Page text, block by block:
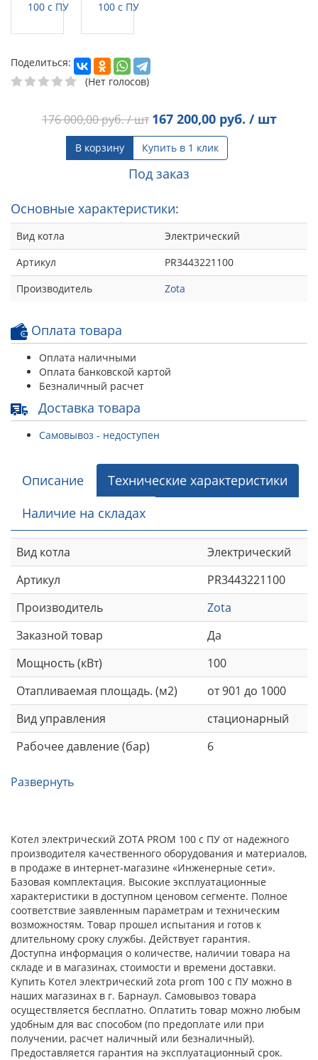
Поделиться:
(Нет голосов)
176 000,00руб. / шт 167 200,00руб. / шт
В корзину Купить в 1 клик
Под заказ
Основные характеристики:
Вид котла
Электрический
Артикул
PR3443221100
Производитель
Zota
Оплата товара
Оплата наличными
Оплата банковской картой
Безналичный расчет
Доставка товара
Самовывоз - недоступен
Описание
Технические характеристики
Наличие на складах
Вид котла
Электрический
Артикул
PR3443221100
Производитель
Zota
Заказной товар
Да
Мощность (кВт)
100
Отапливаемая площадь. (м2)
от 901 до 1000
Вид управления
стационарный
Рабочее давление (бар)
6
Развернуть
Котел электрический ZOTA PROM 100 с ПУ от надежного
производителя качественного оборудования и материалов,
в продаже в интернет-магазине «Инженерные сети».
Базовая комплектация. Высокие эксплуатационные
характеристики в доступном ценовом сегменте. Полное
соответствие заявленным параметрам и техническим
возможностям. Товар прошел испытания и готов к
длительному сроку службы. Действует гарантия.
Доступна информация о количестве, наличии товара на
складе и в магазинах, стоимости и времени доставки.
Купить Котел электрический zota prom 100 с ПУ можно в
наших магазинах в г. Барнаул. Самовывоз товара
осуществляется бесплатно. Оплатить товар можно любым
удобным для вас способом (по предоплате или при
получении, расчет наличный или безналичный).
Предоставляется гарантия на эксплуатационный срок.